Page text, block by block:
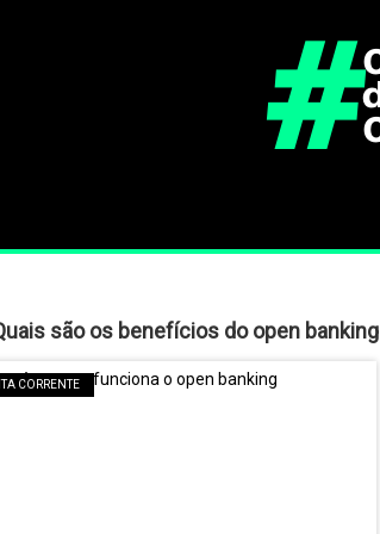
são os benefícios do open banking
CORRENTE